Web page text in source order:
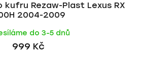
kufru Rezaw-Plast Lexus RX
2004-2009
do 3-5 dnů
999 Kč